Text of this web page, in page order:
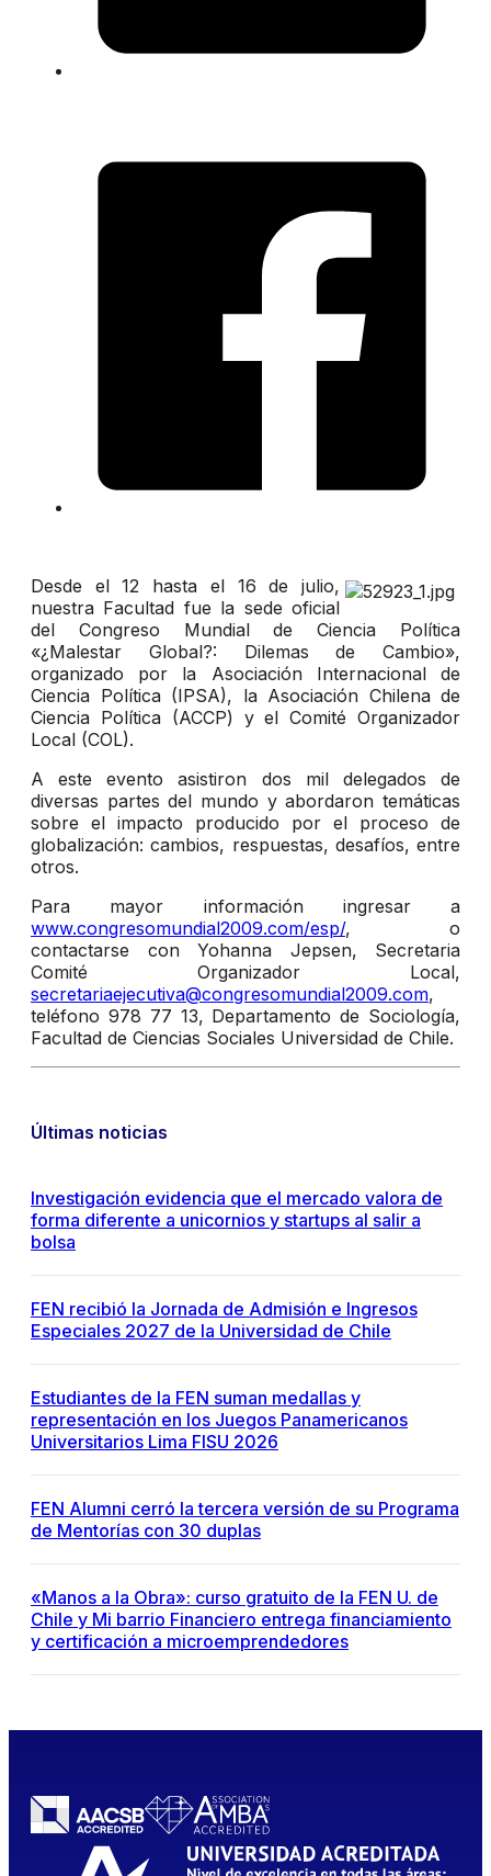
Desde el 12 hasta el 16 de julio,
nuestra Facultad fue la sede oficial
del Congreso Mundial de Ciencia Política
«¿Malestar Global?: Dilemas de Cambio»,
organizado por la Asociación Internacional de
Ciencia Política (IPSA), la Asociación Chilena de
Ciencia Política (ACCP) y el Comité Organizador
Local (COL).
A este evento asistiron dos mil delegados de
diversas partes del mundo y abordaron temáticas
sobre el impacto producido por el proceso de
globalización: cambios, respuestas, desafíos, entre
otros.
Para mayor información ingresar a
www.congresomundial2009.com/esp/, o
contactarse con Yohanna Jepsen, Secretaria
Comité Organizador Local,
secretariaejecutiva@congresomundial2009.com,
teléfono 978 77 13, Departamento de Sociología,
Facultad de Ciencias Sociales Universidad de Chile.
Últimas noticias
Investigación evidencia que el mercado valora de
forma diferente a unicornios y startups al salir a
bolsa
FEN recibió la Jornada de Admisión e Ingresos
Especiales 2027 de la Universidad de Chile
Estudiantes de la FEN suman medallas y
representación en los Juegos Panamericanos
Universitarios Lima FISU 2026
FEN Alumni cerró la tercera versión de su Programa
de Mentorías con 30 duplas
«Manos a la Obra»: curso gratuito de la FEN U. de
Chile y Mi barrio Financiero entrega financiamiento
y certificación a microemprendedores